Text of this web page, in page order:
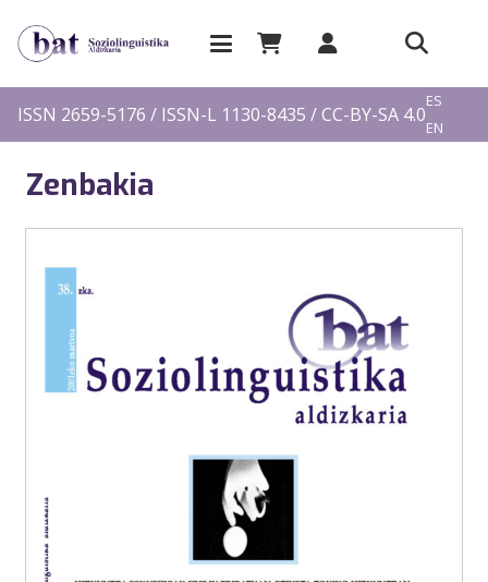
ISSN 2659-5176 / ISSN-L 1130-8435 / CC-BY-SA 4.0
ES
EN
Zenbakia